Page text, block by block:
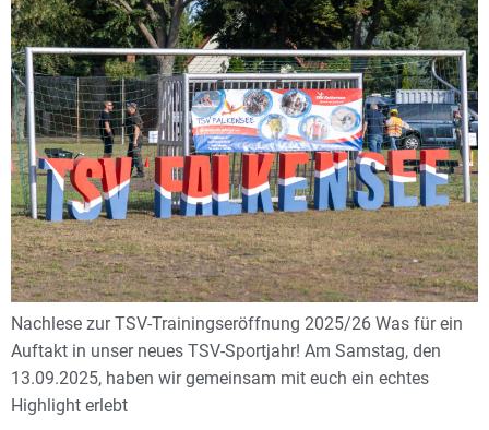
Nachlese zur TSV-Trainingseröffnung 2025/26 Was für ein
Auftakt in unser neues TSV-Sportjahr! Am Samstag, den
13.09.2025, haben wir gemeinsam mit euch ein echtes
Highlight erlebt